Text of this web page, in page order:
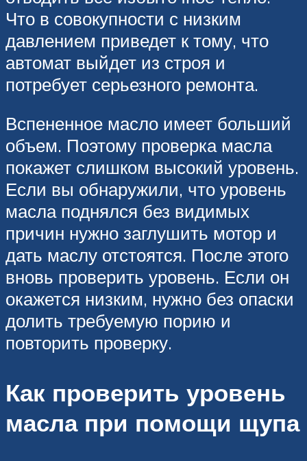
Что в совокупности с низким
давлением приведет к тому, что
автомат выйдет из строя и
потребует серьезного ремонта.
Вспененное масло имеет больший
объем. Поэтому проверка масла
покажет слишком высокий уровень.
Если вы обнаружили, что уровень
масла поднялся без видимых
причин нужно заглушить мотор и
дать маслу отстоятся. После этого
вновь проверить уровень. Если он
окажется низким, нужно без опаски
долить требуемую порию и
повторить проверку.
Как проверить уровень
масла при помощи щупа